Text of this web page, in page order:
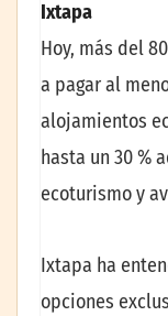
Ixtapa
Hoy, más del
a pagar al
alojamientos
hasta un 30 %
ecoturismo y
Ixtapa ha
opciones